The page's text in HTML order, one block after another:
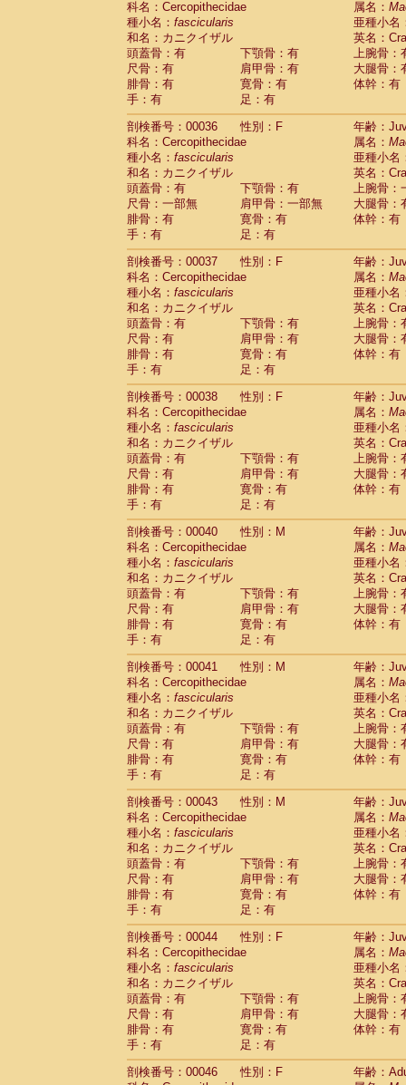
Cercopithecidae
Cercopithecusspp.(0)
Cercopithecidae
Chlorocebus
CercopithecidaeChlorocebus
CercopithecidaeErythrocebus patas
CercopithecidaeMiopithecus talapoin
CercopithecidaeCercopithecinae spp.
CercopithecidaeColobus angolensis
CercopithecidaeColobus guereza (0)
Cercopithecidae Colobus polykomos
Cercopithecidae Piliocolobus badius
Cercopithecidae Kasi senex vetulus(1)
CercopithecidaeKasi senex
CercopithecidaeNasalis larvatus(0)
CercopithecidaePresbytes
CercopithecidaePygathrix nemaeus
CercopithecidaeSemnopithecus
Cercopithecidae
Trachypithecus
Cercopithecidae
Trachypithecus
Cercopithecidae
Trachypithecus
CercopithecidaeTrachypithecus
CercopithecidaeColobinae spp.(0)
CercopithecidaePresbytesinaespp.(0)
CercopithecidaeCercopithecidae
HylobatidaeHoolock hoolock(1)
HylobatidaeHylobates agilis
HylobatidaeHylobates klossii (0)
Hylobatidae
HylobatidaeHylobates moloch(2)
Hylobatidae Hylobates muelleri(0)
HylobatidaeHylobates pileatus(5)
Hylobatidae Hylobates
HylobatidaeHylobateshybrid(0)
HylobatidaeNomascus concolor(0)
HylobatidaeSymphalangus
Hominidae
(0)
Hominidae
Hominidae Gorilla gorilla beringei(0)
Hominidae Gorilla gorilla gorilla(0)
Primates misc.(0)
Scandentia Dendrogale melanura
Scandentia Ptilocercus lowii
ScandentiaTupaia glis
Scandentia
Scandentia
科名：Cercopithecidae
属名：
種小名： fascicularis
亜種小名
和名：カニクイザル
英名：
頭蓋骨：有
下顎骨：有
上腕骨：
尺骨：有
肩甲骨：有
大腿骨：
腓骨：有
寛骨：有
体幹：有
手：有
足：有
剖検番号：00036
性別：F
年齢：
科名：Cercopithecidae
属名：
種小名： fascicularis
亜種小名
和名：カニクイザル
英名：
頭蓋骨：有
下顎骨：有
上腕骨：
尺骨：一部無
肩甲骨：一部無
大腿骨：
腓骨：有
寛骨：有
体幹：有
手：有
足：有
剖検番号：00037
性別：F
年齢：
科名：Cercopithecidae
属名：
種小名： fascicularis
亜種小名
和名：カニクイザル
英名：
頭蓋骨：有
下顎骨：有
上腕骨：
尺骨：有
肩甲骨：有
大腿骨：
腓骨：有
寛骨：有
体幹：有
手：有
足：有
剖検番号：00038
性別：F
年齢：
科名：Cercopithecidae
属名：
種小名： fascicularis
亜種小名
和名：カニクイザル
英名：
頭蓋骨：有
下顎骨：有
上腕骨：
尺骨：有
肩甲骨：有
大腿骨：
腓骨：有
寛骨：有
体幹：有
手：有
足：有
剖検番号：00040
性別：M
年齢：
科名：Cercopithecidae
属名：
種小名： fascicularis
亜種小名
和名：カニクイザル
英名：
頭蓋骨：有
下顎骨：有
上腕骨：
尺骨：有
肩甲骨：有
大腿骨：
腓骨：有
寛骨：有
体幹：有
手：有
足：有
剖検番号：00041
性別：M
年齢：
科名：Cercopithecidae
属名：
種小名： fascicularis
亜種小名
和名：カニクイザル
英名：
頭蓋骨：有
下顎骨：有
上腕骨：
尺骨：有
肩甲骨：有
大腿骨：
腓骨：有
寛骨：有
体幹：有
手：有
足：有
剖検番号：00043
性別：M
年齢：
科名：Cercopithecidae
属名：
種小名： fascicularis
亜種小名
和名：カニクイザル
英名：
頭蓋骨：有
下顎骨：有
上腕骨：
尺骨：有
肩甲骨：有
大腿骨：
腓骨：有
寛骨：有
体幹：有
手：有
足：有
剖検番号：00044
性別：F
年齢：
科名：Cercopithecidae
属名：
種小名： fascicularis
亜種小名
和名：カニクイザル
英名：
頭蓋骨：有
下顎骨：有
上腕骨：
尺骨：有
肩甲骨：有
大腿骨：
腓骨：有
寛骨：有
体幹：有
手：有
足：有
剖検番号：00046
性別：F
年齢：